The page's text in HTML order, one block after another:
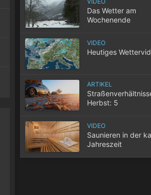
Das Wetter am
Wochenende
VIDEO
Heutiges
ARTIKEL
Herbst: 5
VIDEO
Saunieren in der
Jahreszeit